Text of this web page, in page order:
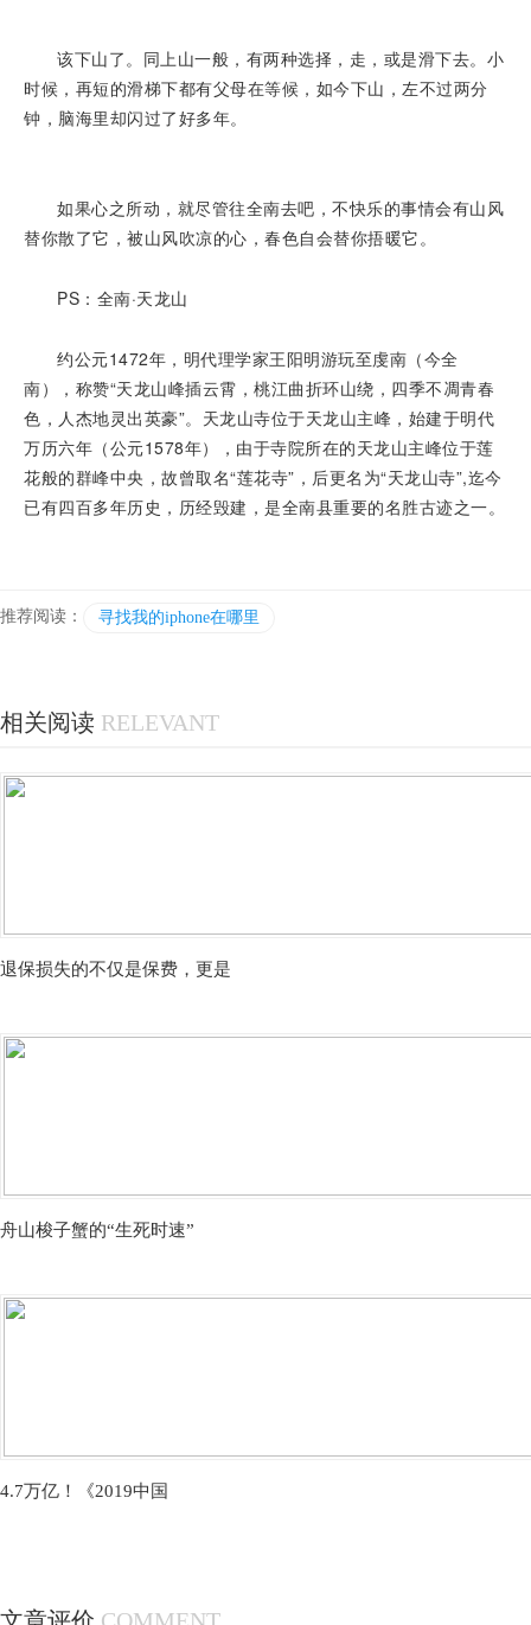
该下山了。同上山一般，有两种选择，走，或是滑下去。小
时候，再短的滑梯下都有父母在等候，如今下山，左不过两分
钟，脑海里却闪过了好多年。
如果心之所动，就尽管往全南去吧，不快乐的事情会有山风
替你散了它，被山风吹凉的心，春色自会替你捂暖它。
PS：全南·天龙山
约公元1472年，明代理学家王阳明游玩至虔南（今全
南），称赞“天龙山峰插云霄，桃江曲折环山绕，四季不凋青春
色，人杰地灵出英豪”。天龙山寺位于天龙山主峰，始建于明代
万历六年（公元1578年），由于寺院所在的天龙山主峰位于莲
花般的群峰中央，故曾取名“莲花寺”，后更名为“天龙山寺”,迄今
已有四百多年历史，历经毁建，是全南县重要的名胜古迹之一。
推荐阅读： 寻找我的iphone在哪里
相关阅读 RELEVANT
退保损失的不仅是保费，更是
舟山梭子蟹的“生死时速”
4.7万亿！《2019中国